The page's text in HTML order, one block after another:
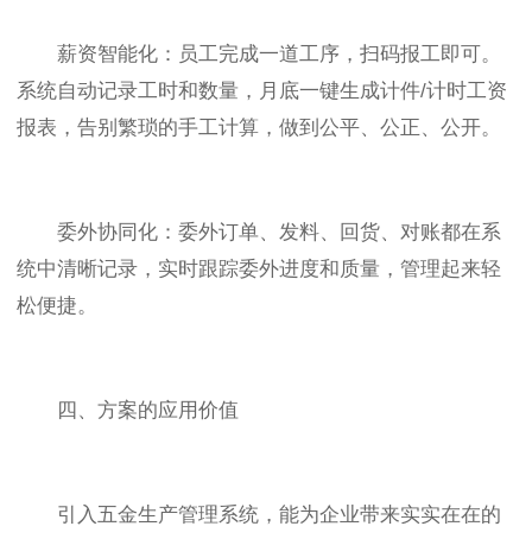
薪资智能化：员工完成一道工序，扫码报工即可。
系统自动记录工时和数量，月底一键生成计件/计时工资
报表，告别繁琐的手工计算，做到公平、公正、公开。
委外协同化：委外订单、发料、回货、对账都在系
统中清晰记录，实时跟踪委外进度和质量，管理起来轻
松便捷。
四、方案的应用价值
引入五金生产管理系统，能为企业带来实实在在的